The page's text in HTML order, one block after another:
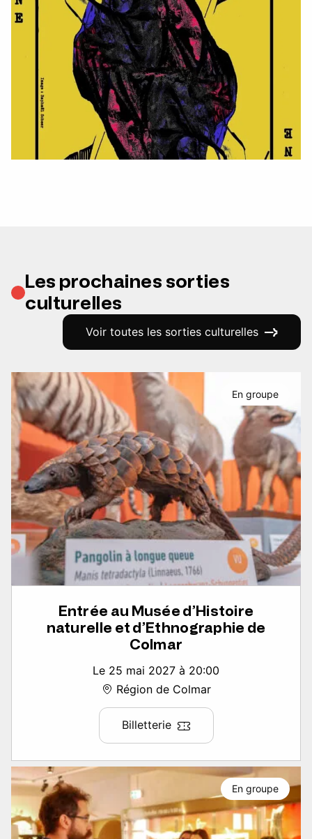
Les prochaines sorties
culturelles
Voir toutes les sorties culturelles
Entrée au Musée d’Histoire
naturelle et d’Ethnographie de
Colmar
Le 25 mai 2027 à 20:00
Région de Colmar
Billetterie
En groupe
En groupe